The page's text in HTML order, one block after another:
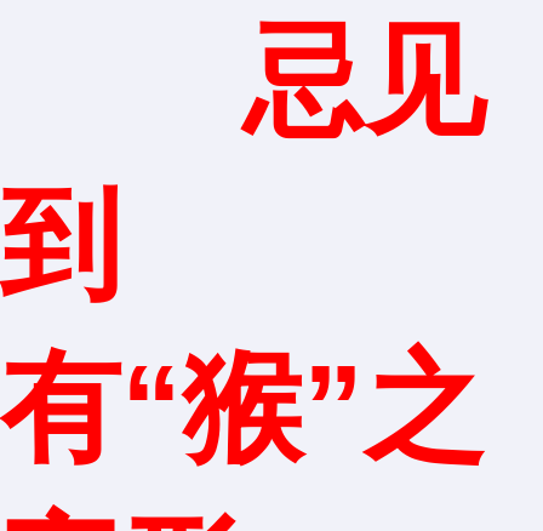
忌见
到
有“猴”之